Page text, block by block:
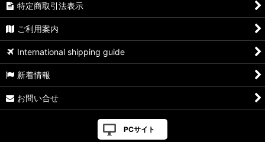
特定商取引法表示
ご利用案内
International shipping guide
新着情報
お問い合せ
PCサイト